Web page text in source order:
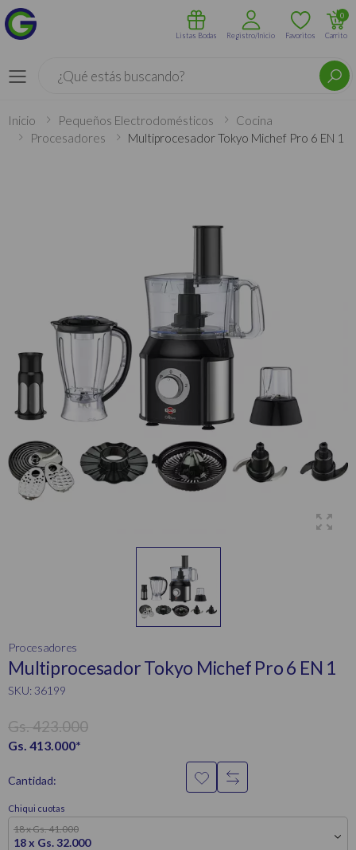
Menú
Listas Bodas Registro/Inicio Favoritos Carrito
0
Inicio Pequeños Electrodomésticos
Cocina
Procesadores
Multiprocesador Tokyo Michef Pro 6 EN 1
Procesadores
Multiprocesador Tokyo Michef Pro 6 EN 1
SKU: 36199
Gs. 423.000
Gs. 413.000*
Cantidad:
Chiqui cuotas
18 x Gs. 41.000
18 x Gs. 32.000